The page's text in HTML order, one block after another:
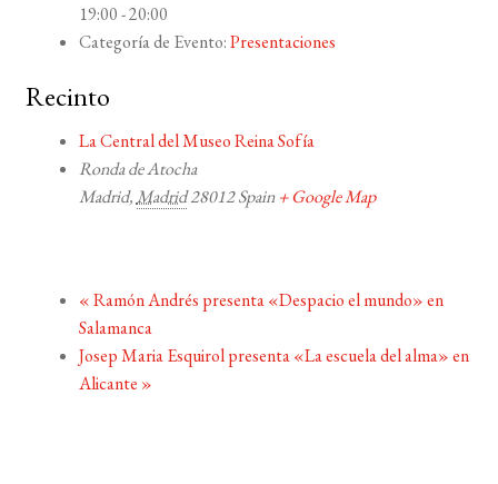
19:00 - 20:00
Categoría de Evento:Presentaciones
Recinto
La Central del Museo Reina Sofía
Ronda de Atocha
Madrid,Madrid28012 Spain + Google Map
«Ramón Andrés presenta «Despacio el mundo» en
Salamanca
Josep Maria Esquirol presenta «La escuela del alma» en
Alicante »